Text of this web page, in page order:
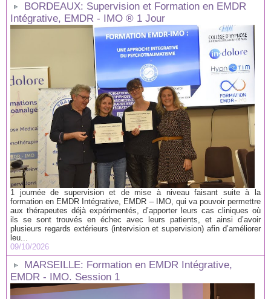
BORDEAUX: Supervision et Formation en EMDR
Intégrative, EMDR - IMO ® 1 Jour
1 journée de supervision et de mise à niveau faisant suite à la
formation en EMDR Intégrative, EMDR – IMO, qui va pouvoir permettre
aux thérapeutes déjà expérimentés, d’apporter leurs cas cliniques où
ils se sont trouvés en échec avec leurs patients, et ainsi d’avoir
plusieurs regards extérieurs (intervision et supervision) afin d’améliorer
leu...
09/10/2026
MARSEILLE: Formation en EMDR Intégrative,
EMDR - IMO. Session 1